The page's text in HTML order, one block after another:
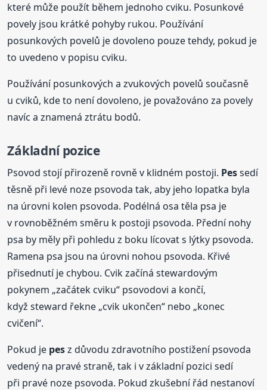
které může použít během jednoho cviku. Posunkové
povely jsou krátké pohyby rukou. Používání
posunkových povelů je dovoleno pouze tehdy, pokud je
to uvedeno v popisu cviku.
Používání posunkových a zvukových povelů současně
u cviků, kde to není dovoleno, je považováno za povely
navíc a znamená ztrátu bodů.
Základní pozice
Psovod stojí přirozeně rovně v klidném postoji. Pessedí
těsně při levé noze psovoda tak, aby jeho lopatka byla
na úrovni kolen psovoda. Podélná osa těla psa je
v rovnoběžném směru k postoji psovoda. Přední nohy
psa by měly při pohledu z boku lícovat s lýtky psovoda.
Ramena psa jsou na úrovni nohou psovoda. Křivé
přisednutí je chybou. Cvik začíná stewardovým
pokynem „začátek cviku“ psovodovi a končí,
když steward řekne „cvik ukončen“ nebo „konec
cvičení“.
Pokud je pesz důvodu zdravotního postižení psovoda
vedený na pravé straně, tak i v základní pozici sedí
při pravé noze psovoda. Pokud zkušební řád nestanoví